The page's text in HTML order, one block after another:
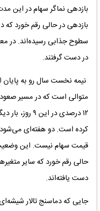
بازدهی در حالی رقم خورد که
سطوح جذابی رسیده‌اند. در
در دست گرفتند.
متوالی است که در مسیر
۱۲ درصدی در
کرده است. دو هفته‌ای
قیمت سهام نیست. این
حالی رقم خورد که سایر
دست یافته‌اند.